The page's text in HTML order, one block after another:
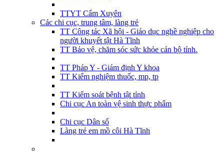
TTYT Cẩm Xuyên
Các chi cục, trung tâm, làng trẻ
TT Công tác Xã hội - Giáo dục nghề nghiệp cho
người khuyết tật Hà Tĩnh
TT Bảo vệ, chăm sóc sức khỏe cán bộ tỉnh.
TT Pháp Y - Giám định Y khoa
TT Kiểm nghiệm thuốc, mp, tp
TT Kiểm soát bệnh tật tỉnh
Chi cục An toàn vệ sinh thực phẩm
Chi cục Dân số
Làng trẻ em mồ côi Hà Tĩnh